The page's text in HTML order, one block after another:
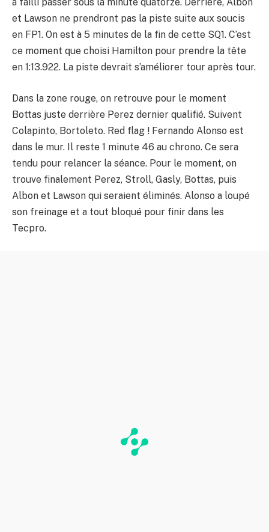
a failli passer sous la minute quatorze. Derrière, Albon
et Lawson ne prendront pas la piste suite aux soucis
en FP1. On est à 5 minutes de la fin de cette SQ1. C’est
ce moment que choisi Hamilton pour prendre la tête
en 1:13.922. La piste devrait s’améliorer tour après tour.
Dans la zone rouge, on retrouve pour le moment
Bottas juste derrière Perez dernier qualifié. Suivent
Colapinto, Bortoleto. Red flag ! Fernando Alonso est
dans le mur. Il reste 1 minute 46 au chrono. Ce sera
tendu pour relancer la séance. Pour le moment, on
trouve finalement Perez, Stroll, Gasly, Bottas, puis
Albon et Lawson qui seraient éliminés. Alonso a loupé
son freinage et a tout bloqué pour finir dans les
Tecpro.